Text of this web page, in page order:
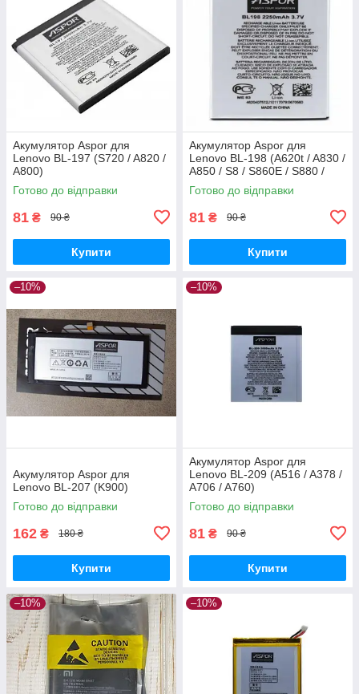
Акумулятор Aspor для
Lenovo BL-197 (S720 / A820 /
A800)
Готово до відправки
81 ₴ 90 ₴
Купити
Акумулятор Aspor для
Lenovo BL-198 (A620t / A830 /
A850 / S8 / S860E / S880 /
S890 / S898t)
Готово до відправки
81 ₴ 90 ₴
Купити
–10%
Акумулятор Aspor для
Lenovo BL-207 (K900)
Готово до відправки
162 ₴ 180 ₴
Купити
–10%
Акумулятор Aspor для
Lenovo BL-209 (A516 / A378 /
A706 / A760)
Готово до відправки
81 ₴ 90 ₴
Купити
–10% –10%